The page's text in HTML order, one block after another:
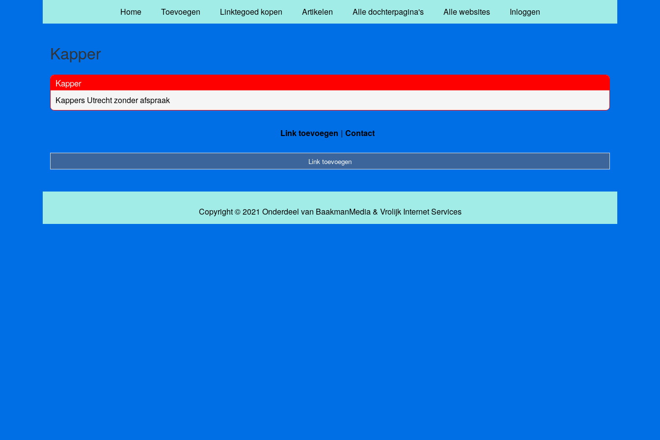
Home Toevoegen Linktegoed kopen Artikelen Alle dochterpagina's Alle websites Inloggen
Kapper
Kapper
Kappers Utrecht zonder afspraak
Link toevoegen Contact
Link toevoegen
Copyright © 2021 Onderdeel van BaakmanMedia& Vrolijk Internet Services